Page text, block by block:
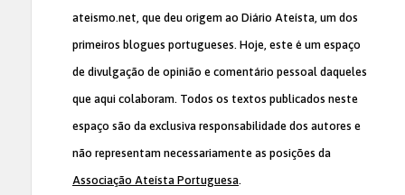
ateismo.net, que deu origem ao Diário Ateísta, um dos
primeiros blogues portugueses. Hoje, este é um espaço
de divulgação de opinião e comentário pessoal daqueles
que aqui colaboram. Todos os textos publicados neste
espaço são da exclusiva responsabilidade dos autores e
não representam necessariamente as posições da
Associação Ateísta Portuguesa.